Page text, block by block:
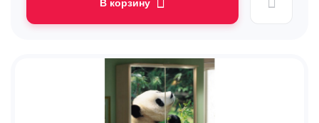
В корзину